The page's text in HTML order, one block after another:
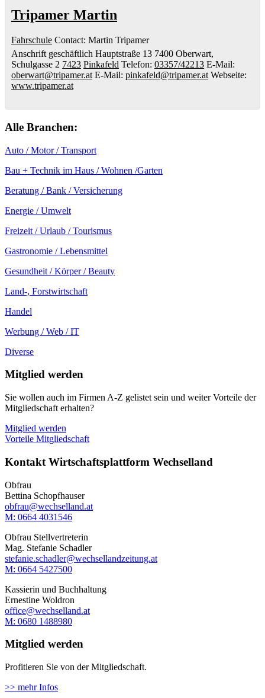
Tripamer Martin
Fahrschule Contact: Martin Tripamer
Anschrift geschäftlich Hauptstraße 13 7400 Oberwart,
Schulgasse 2 7423 Pinkafeld Telefon: 03357/42213 E-Mail:
oberwart@tripamer.at E-Mail: pinkafeld@tripamer.at Webseite:
www.tripamer.at
Alle Branchen:
Auto / Motor / Transport
Bau + Technik im Haus / Wohnen /Garten
Beratung / Bank / Versicherung
Energie / Umwelt
Freizeit / Urlaub / Tourismus
Gastronomie / Lebensmittel
Gesundheit / Körper / Beauty
Land-, Forstwirtschaft
Handel
Werbung / Web / IT
Diverse
Mitglied werden
Sie wollen auch im Firmen A-Z gelistet sein und weiter Vorteile der
Mitgliedschaft erhalten?
Mitglied werden
Vorteile Mitgliedschaft
Kontakt Wirtschaftsplattform Wechselland
Obfrau
Bettina Schopfhauser
obfrau@wechselland.at
M: 0664 4031546
Obfrau Stellvertreterin
Mag. Stefanie Schadler
stefanie.schadler@wechsellandzeitung.at
M: ‭0664 5427500‬
Kassierin und Buchhaltung
Ernestine Woldron
office@wechselland.at
M: ‭0680 1488980‬
Mitglied werden
Profitieren Sie von der Mitgliedschaft.
>> mehr Infos